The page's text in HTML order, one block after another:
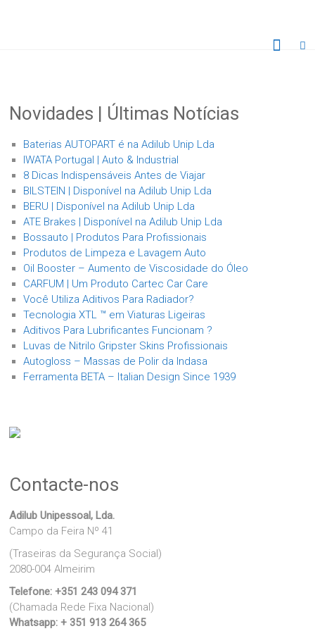
Lda
Qualidade
Faz
Diferença
Novidades | Últimas Notícias
Baterias AUTOPART é na Adilub Unip Lda
IWATA Portugal | Auto & Industrial
8 Dicas Indispensáveis Antes de Viajar
BILSTEIN | Disponível na Adilub Unip Lda
BERU | Disponível na Adilub Unip Lda
ATE Brakes | Disponível na Adilub Unip Lda
Bossauto | Produtos Para Profissionais
Produtos de Limpeza e Lavagem Auto
Oil Booster – Aumento de Viscosidade do Óleo
CARFUM | Um Produto Cartec Car Care
Você Utiliza Aditivos Para Radiador?
Tecnologia XTL ™ em Viaturas Ligeiras
Aditivos Para Lubrificantes Funcionam ?
Luvas de Nitrilo Gripster Skins Profissionais
Autogloss – Massas de Polir da Indasa
Ferramenta BETA – Italian Design Since 1939
Contacte-nos
Adilub Unipessoal, Lda.
Campo da Feira Nº 41
(Traseiras da Segurança Social)
2080-004 Almeirim
Telefone: +351 243 094 371
(Chamada Rede Fixa Nacional)
Whatsapp: + 351 913 264 365